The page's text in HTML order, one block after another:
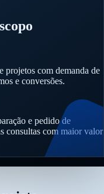
projetos com demanda de
e conversões.
e pedido de
consultas com maior valor